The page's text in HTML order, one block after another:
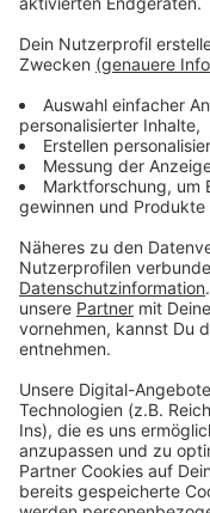
Wir
Wir
Details
Nutzung
Fünf für Carolin
Anzeige